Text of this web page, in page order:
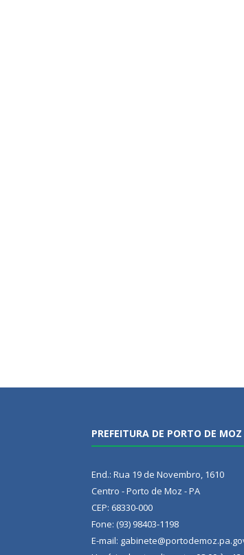
PREFEITURA DE PORTO DE MOZ
End.: Rua 19 de Novembro, 1610
Centro - Porto de Moz - PA
CEP: 68330-000
Fone: (93) 98403-1198
E-mail: